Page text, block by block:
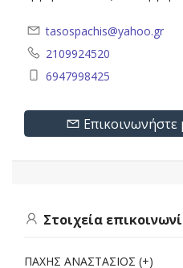
tasospachis@yahoo.gr
2109924520
6947998425
Επικοινωνήστε
Στοιχεία
ΠΑΧΗΣ ΑΝΑΣΤΑΣΙΟΣ (+)